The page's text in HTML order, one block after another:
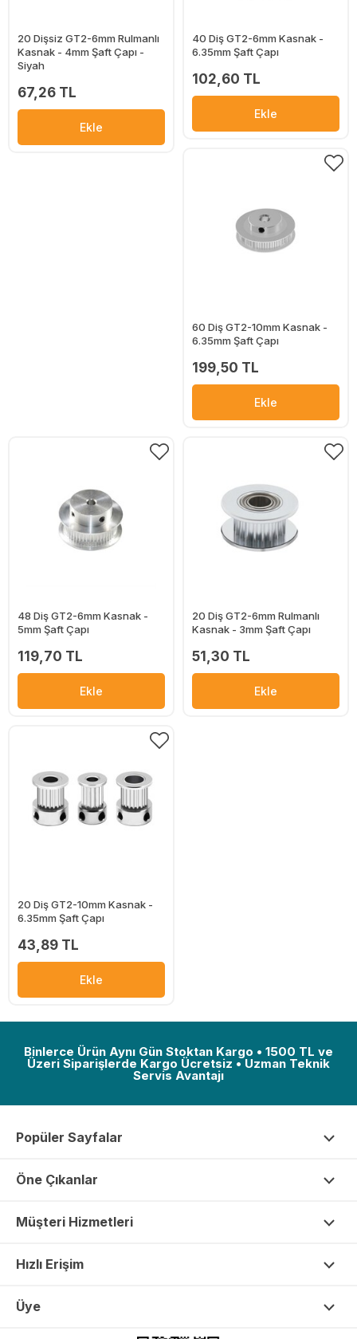
20 Dişsiz GT2-6mm Rulmanlı
Kasnak - 4mm Şaft Çapı -
Siyah
67,26 TL
Ekle
40 Diş GT2-6mm Kasnak -
6.35mm Şaft Çapı
102,60 TL
Ekle
60 Diş GT2-10mm Kasnak -
6.35mm Şaft Çapı
199,50 TL
Ekle
48 Diş GT2-6mm Kasnak -
5mm Şaft Çapı
119,70 TL
Ekle
20 Diş GT2-6mm Rulmanlı
Kasnak - 3mm Şaft Çapı
51,30 TL
Ekle
20 Diş GT2-10mm Kasnak -
6.35mm Şaft Çapı
43,89 TL
Ekle
Binlerce Ürün Aynı Gün Stoktan Kargo • 1500 TL ve
Üzeri Siparişlerde Kargo Ücretsiz • Uzman Teknik
Servis Avantajı
Popüler Sayfalar
Öne Çıkanlar
Müşteri Hizmetleri
Hızlı Erişim
Üye